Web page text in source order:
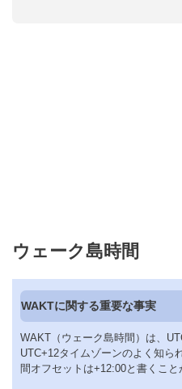
ウェーク島時間
WAKTに関する重要な事実
WAKT（ウェーク島時間）は、
UTC+12タイムゾーンのよく知ら
間オフセットは+12:00と書くこと